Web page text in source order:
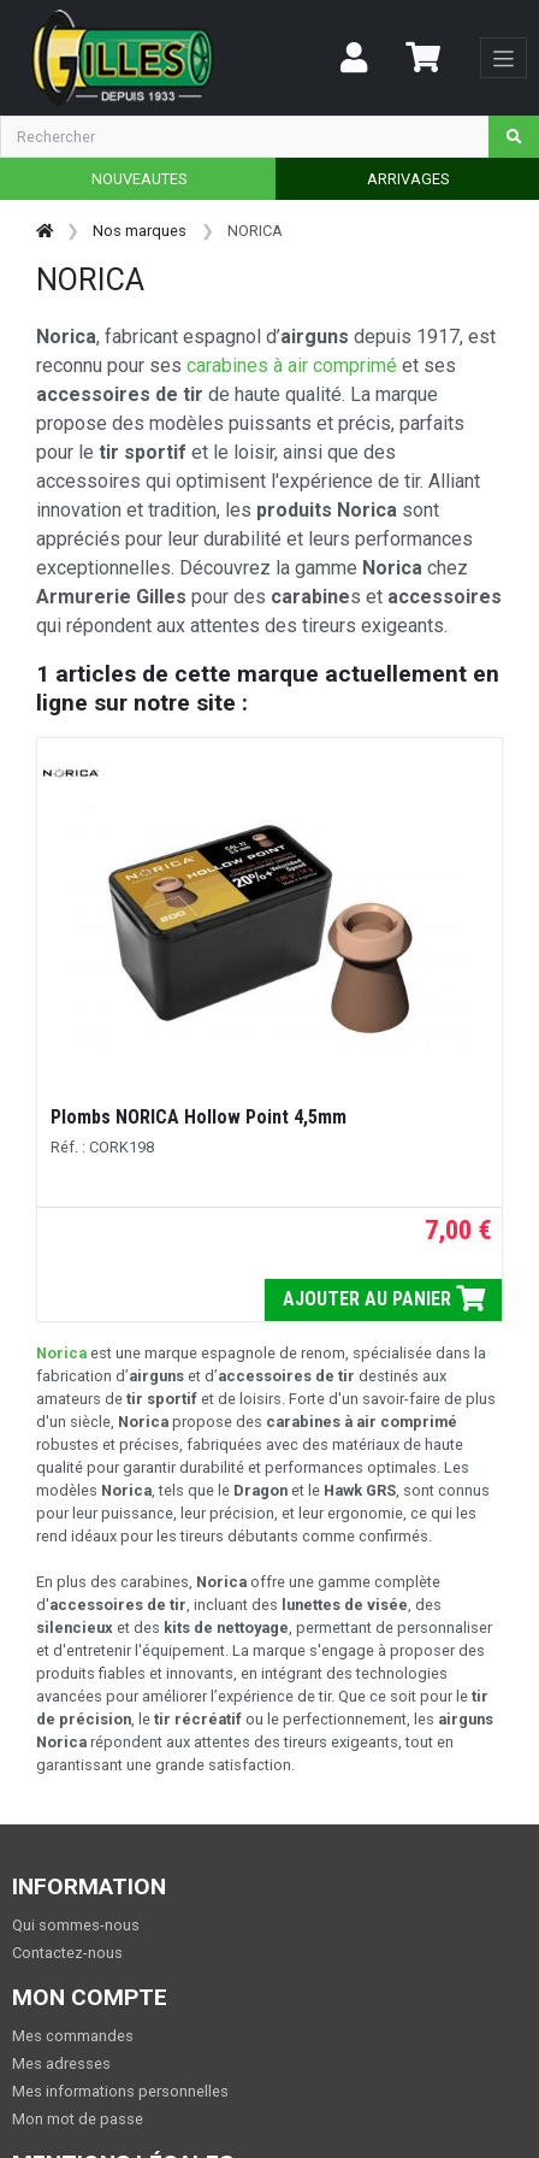
NOUVEAUTES ARRIVAGES
Nos marques NORICA
NORICA
Norica, fabricant espagnol d’airguns depuis 1917, est
reconnu pour ses carabines à air comprimé et ses
accessoires de tir de haute qualité. La marque
propose des modèles puissants et précis, parfaits
pour le tir sportif et le loisir, ainsi que des
accessoires qui optimisent l'expérience de tir. Alliant
innovation et tradition, les produits Norica sont
appréciés pour leur durabilité et leurs performances
exceptionnelles. Découvrez la gamme Norica chez
Armurerie Gilles pour des carabines et accessoires
qui répondent aux attentes des tireurs exigeants.
1 articles de cette marque actuellement en
ligne sur notre site :
Plombs NORICA Hollow Point 4,5mm
Réf. : CORK198
7,00 €
AJOUTER AU PANIER
Norica est une marque espagnole de renom, spécialisée dans la
fabrication d’airguns et d’accessoires de tir destinés aux
amateurs de tir sportif et de loisirs. Forte d'un savoir-faire de plus
d'un siècle, Norica propose des carabines à air comprimé
robustes et précises, fabriquées avec des matériaux de haute
qualité pour garantir durabilité et performances optimales. Les
modèles Norica, tels que le Dragon et le Hawk GRS, sont connus
pour leur puissance, leur précision, et leur ergonomie, ce qui les
rend idéaux pour les tireurs débutants comme confirmés.
En plus des carabines, Norica offre une gamme complète
d'accessoires de tir, incluant des lunettes de visée, des
silencieux et des kits de nettoyage, permettant de personnaliser
et d'entretenir l'équipement. La marque s'engage à proposer des
produits fiables et innovants, en intégrant des technologies
avancées pour améliorer l’expérience de tir. Que ce soit pour le tir
de précision, le tir récréatif ou le perfectionnement, les airguns
Norica répondent aux attentes des tireurs exigeants, tout en
garantissant une grande satisfaction.
INFORMATION
Qui sommes-nous
Contactez-nous
MON COMPTE
Mes commandes
Mes adresses
Mes informations personnelles
Mon mot de passe